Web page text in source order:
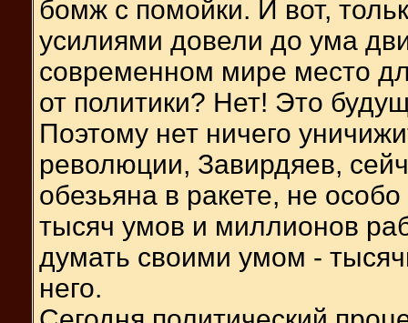
бомж с помойки. И вот,
усилиями довели до ума
современном мире место
от политики? Нет! Это
Поэтому нет ничего
революции, Завирдяев,
обезьяна в ракете, не
тысяч умов и миллионов
думать своими умом -
него.